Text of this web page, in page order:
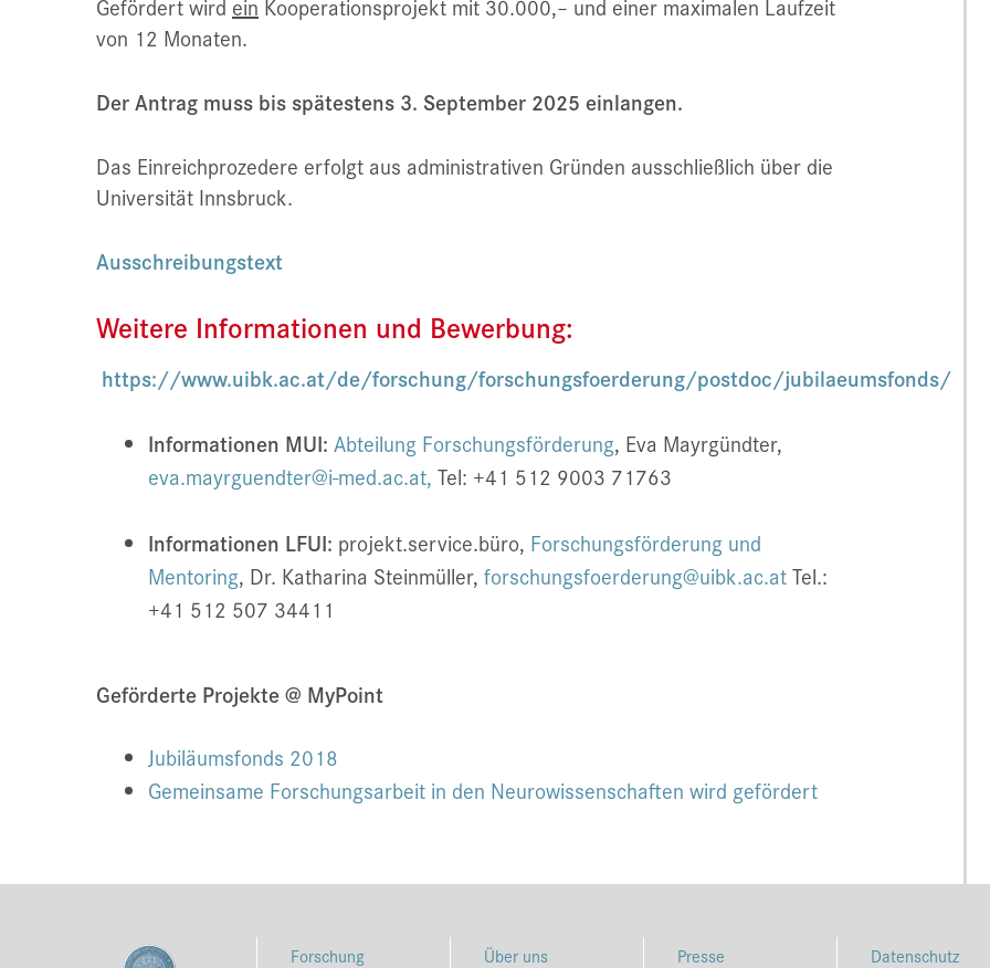
Gefördert wird ein Kooperationsprojekt mit 30.000,– und einer maximalen Laufzeit
von 12 Monaten.
Der Antrag muss bis spätestens 3. September 2025 einlangen.
Das Einreichprozedere erfolgt aus administrativen Gründen ausschließlich über die
Universität Innsbruck.
Ausschreibungstext
Weitere Informationen und Bewerbung:
https://www.uibk.ac.at/de/forschung/forschungsfoerderung/postdoc/jubilaeumsfonds/
Informationen MUI: Abteilung Forschungsförderung, Eva Mayrgündter,
eva.mayrguendter@i-med.ac.at, Tel: +41 512 9003 71763
Informationen LFUI: projekt.service.büro, Forschungsförderung und
Mentoring, Dr. Katharina Steinmüller, forschungsfoerderung@uibk.ac.atTel.:
+41 512 507 34411
Geförderte Projekte @ MyPoint
Jubiläumsfonds 2018
Gemeinsame Forschungsarbeit in den Neurowissenschaften wird gefördert
Forschung Über uns Presse Datenschutz